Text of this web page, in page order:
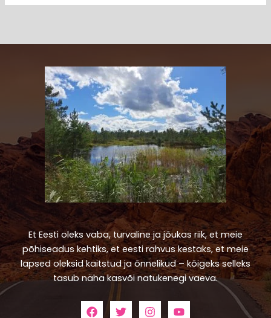
Et Eesti oleks vaba, turvaline ja jõukas riik, et meie
põhiseadus kehtiks, et eesti rahvus kestaks, et meie
lapsed oleksid kaitstud ja õnnelikud – kõigeks selleks
tasub näha kasvõi natukenegi vaeva.